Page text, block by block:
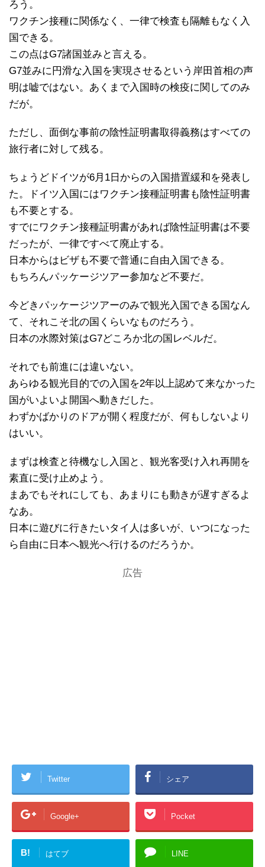
ろう。
ワクチン接種に関係なく、一律で検査も隔離もなく入
国できる。
この点はG7諸国並みと言える。
G7並みに円滑な入国を実現させるという岸田首相の声
明は嘘ではない。あくまで入国時の検疫に関してのみ
だが。
ただし、面倒な事前の陰性証明書取得義務はすべての
旅行者に対して残る。
ちょうどドイツが6月1日からの入国措置緩和を発表し
た。ドイツ入国にはワクチン接種証明書も陰性証明書
も不要とする。
すでにワクチン接種証明書があれば陰性証明書は不要
だったが、一律ですべて廃止する。
日本からはビザも不要で普通に自由入国できる。
もちろんパッケージツアー参加など不要だ。
今どきパッケージツアーのみで観光入国できる国なん
て、それこそ北の国くらいなものだろう。
日本の水際対策はG7どころか北の国レベルだ。
それでも前進には違いない。
あらゆる観光目的での入国を2年以上認めて来なかった
国がいよいよ開国へ動きだした。
わずかばかりのドアが開く程度だが、何もしないより
はいい。
まずは検査と待機なし入国と、観光客受け入れ再開を
素直に受け止めよう。
まあでもそれにしても、あまりにも動きが遅すぎるよ
なあ。
日本に遊びに行きたいタイ人は多いが、いつになった
ら自由に日本へ観光へ行けるのだろうか。
広告
Twitter シェア
Google+ Pocket
B! はてブ LINE